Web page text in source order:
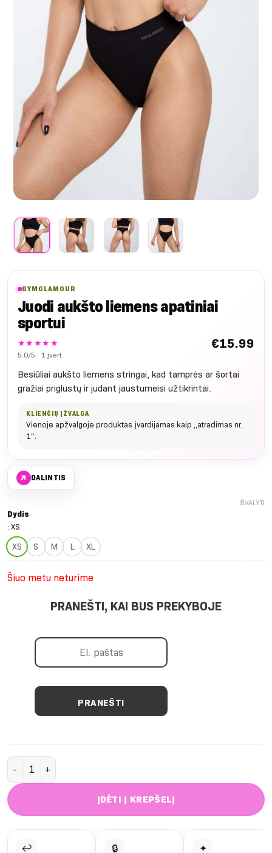
GYMGLAMOUR
Juodi aukšto liemens apatiniai
sportui
★★★★★
5.0/5 · 1 įvert.
€15.99
Besiūliai aukšto liemens stringai, kad tamprės ar šortai
gražiai priglustų ir judant jaustumeisi užtikrintai.
KLIENČIŲ ĮŽVALGA
Vienoje apžvalgoje produktas įvardijamas kaip „atradimas nr.
1“.
↗ DALINTIS
Dydis
: XS
XS S M L XL
IŠVALYTI
Šiuo metu neturime
PRANEŠTI, KAI BUS PREKYBOJE
PRANEŠTI
produkto kiekis: Juodi aukšto liemens apatiniai sportui
ĮDĖTI Į KREPŠELĮ
↩ 🔒 ✦